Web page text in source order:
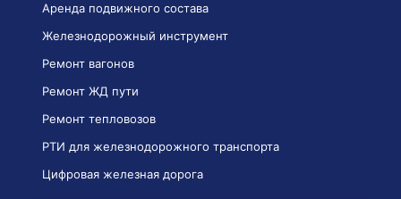
Аренда подвижного состава
Железнодорожный инструмент
Ремонт вагонов
Ремонт ЖД пути
Ремонт тепловозов
РТИ для железнодорожного транспорта
Цифровая железная дорога